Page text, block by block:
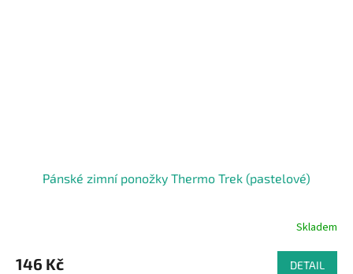
Pánské zimní ponožky Thermo Trek (pastelové)
Skladem
146 Kč DETAIL